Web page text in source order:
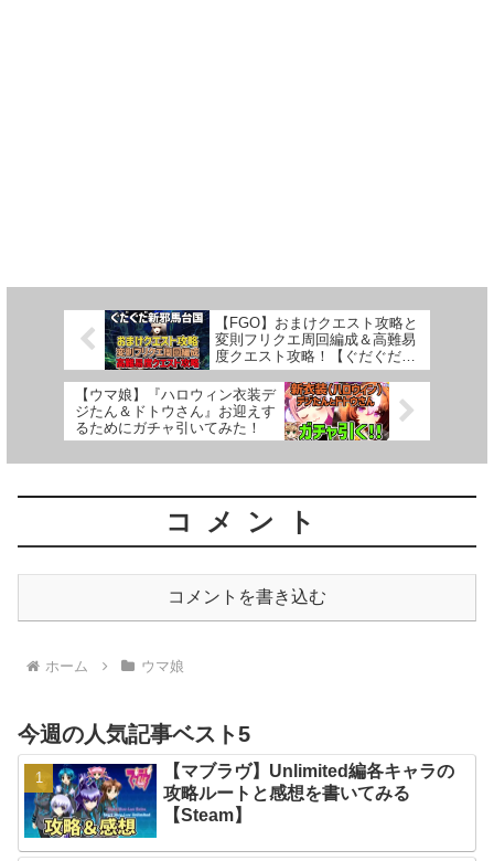
【FGO】おまけクエスト攻略と
変則フリクエ周回編成＆高難易
度クエスト攻略！【ぐだぐだ新
邪馬台国#2】
【ウマ娘】『ハロウィン衣装デ
ジたん＆ドトウさん』お迎えす
るためにガチャ引いてみた！
コメント
コメントを書き込む
ホーム ウマ娘
今週の人気記事ベスト5
【マブラヴ】Unlimited編各キャラの
攻略ルートと感想を書いてみる
【Steam】